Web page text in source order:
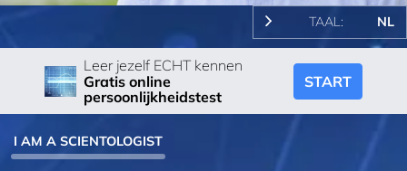
TAAL: NL
Leer jezelf ECHT kennen
Gratis online
persoonlijkheidstest
START
I AM A SCIENTOLOGIST